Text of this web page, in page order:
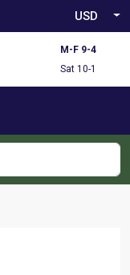
USD
M-F 9-4
Sat 10-1